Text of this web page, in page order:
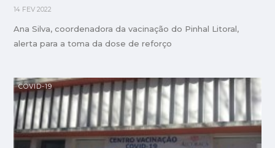
14 FEV 2022
Ana Silva, coordenadora da vacinação do Pinhal Litoral,
alerta para a toma da dose de reforço
COVID-19